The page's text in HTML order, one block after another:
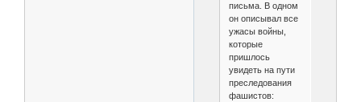
письма. В одном
он описывал все
ужасы войны,
которые
пришлось
увидеть на пути
преследования
фашистов: